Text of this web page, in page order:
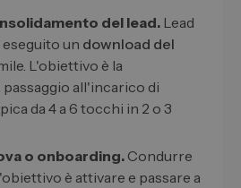
del lead. Lead
un download del
L'obiettivo è la
all'incarico di
da 4 a 6 tocchi in 2 o 3
o onboarding. Condurre
è attivare e passare a